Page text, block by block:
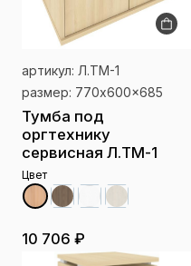
артикул: Л.ТМ-1
размер: 770x600x685
Тумба под
оргтехнику
сервисная Л.ТМ-1
Цвет
10 706 ₽